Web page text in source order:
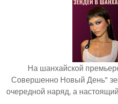
На шанхайской
Совершенно Новый День"
очередной наряд, а